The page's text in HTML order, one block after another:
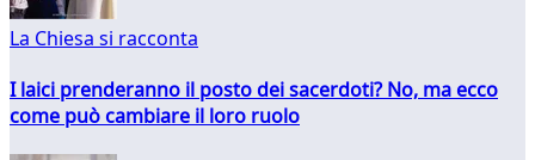
La Chiesa si racconta
I laici prenderanno il posto dei sacerdoti? No, ma ecco
come può cambiare il loro ruolo